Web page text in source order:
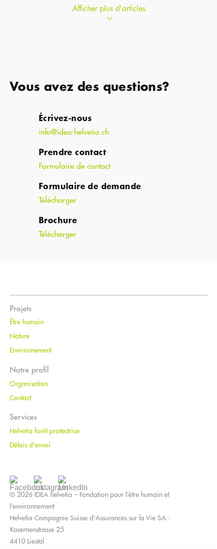
Afficher plus d'articles
Vous avez des questions?
Écrivez-nous
info@idea-helvetia.ch
Prendre contact
Formulaire de contact
Formulaire de demande
Télécharger
Brochure
Télécharger
Projets
Être humain
Nature
Environnement
Notre profil
Organisation
Contact
Services
Helvetia forêt protectrice
Délais d'envoi
© 2026 IDEA helvetia – Fondation pour l’être humain et
l’environnement
Helvetia Compagnie Suisse d'Assurances sur la Vie SA ·
Kasernenstrasse 25
4410 Liestal